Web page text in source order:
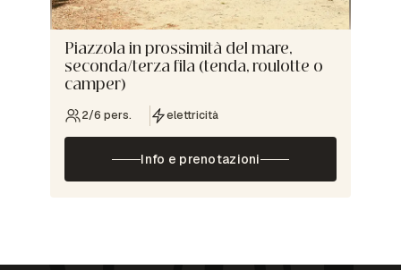
Piazzola in prossimità del mare,
seconda/terza fila (tenda, roulotte o
camper)
2/6 pers. elettricità
Info e prenotazioni